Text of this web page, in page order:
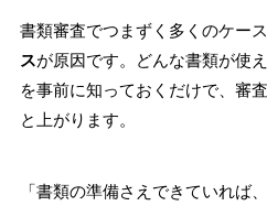
書類審査でつまずく多くのケース
スが原因です。どんな書類が使
を事前に知っておくだけで、審
と上がります。
「書類の準備さえできていれば